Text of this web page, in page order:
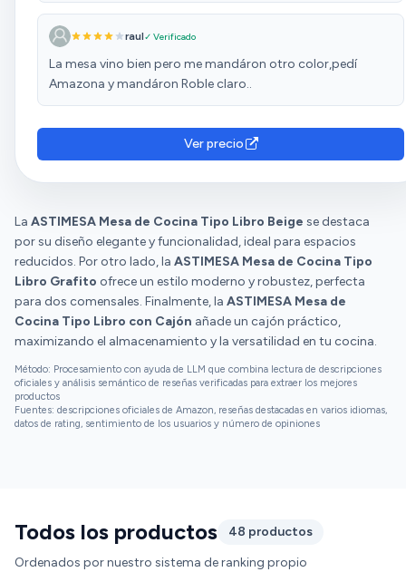
raul✓ Verificado
La mesa vino bien pero me mandáron otro color,pedí
Amazona y mandáron Roble claro..
Ver precio
La ASTIMESA Mesa de Cocina Tipo Libro Beige se destaca
por su diseño elegante y funcionalidad, ideal para espacios
reducidos. Por otro lado, la ASTIMESA Mesa de Cocina Tipo
Libro Grafito ofrece un estilo moderno y robustez, perfecta
para dos comensales. Finalmente, la ASTIMESA Mesa de
Cocina Tipo Libro con Cajón añade un cajón práctico,
maximizando el almacenamiento y la versatilidad en tu cocina.
Método: Procesamiento con ayuda de LLM que combina lectura de descripciones
oficiales y análisis semántico de reseñas verificadas para extraer los mejores
productos
Fuentes: descripciones oficiales de Amazon, reseñas destacadas en varios idiomas,
datos de rating, sentimiento de los usuarios y número de opiniones
Todos los productos
48 productos
Ordenados por nuestro sistema de ranking propio